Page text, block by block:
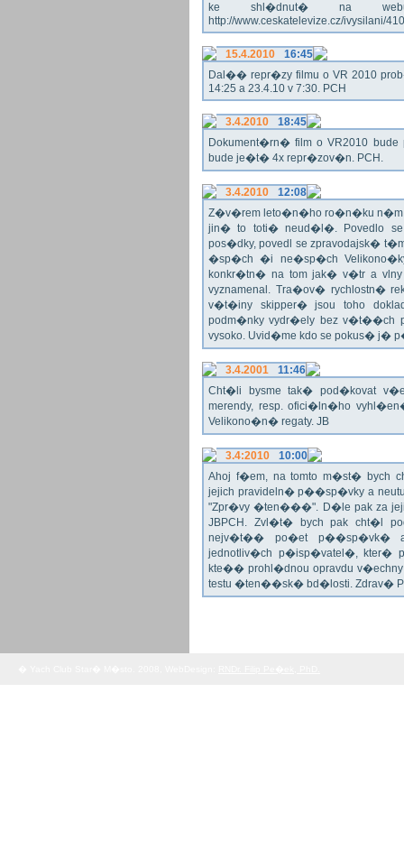
ke shl�dnut� na
http://www.ceskatelevize.cz/ivysilani/
15.4.2010
16:45
Dal�� repr�zy filmu o VR 2010
14:25 a 23.4.10 v 7:30. PCH
3.4.2010
18:45
Dokument�rn� film o VR2010
bude je�t� 4x repr�zov�n. PCH.
3.4.2010
12:08
Z�v�rem leto�n�ho ro�n�ku n�m
jin� to toti� neud�l�. Povedlo
pos�dky, povedl se zpravodajsk�
�sp�ch �i ne�sp�ch
konkr�tn� na tom jak� v�tr a
vyznamenal. Tra�ov� rychlostn�
v�t�iny skipper� jsou toho
podm�nky vydr�ely bez v�t��ch
vysoko. Uvid�me kdo se pokus� j�
3.4.2001
11:46
Cht�li bysme tak� pod�kovat
merendy, resp. ofici�ln�ho
Velikono�n� regaty. JB
3.4:2010
10:00
Ahoj f�em, na tomto m�st� bych
jejich pravideln� p��sp�vky a
"Zpr�vy �ten���". D�le pak za
JBPCH. Zvl�t� bych pak cht�l
nejv�t�� po�et p��sp�vk�
jednotliv�ch p�isp�vatel�, kter�
kte�� prohl�dnou opravdu
testu �ten��sk� bd�losti. Zdrav�